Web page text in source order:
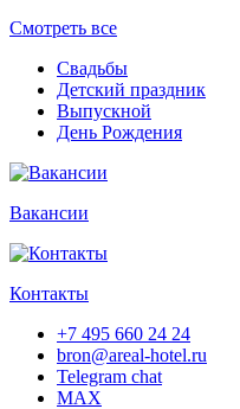
Смотреть все
Свадьбы
Детский праздник
Выпускной
День Рождения
Вакансии
Контакты
+7 495 660 24 24
bron@areal-hotel.ru
Telegram chat
MAX